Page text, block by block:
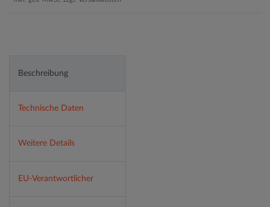
Beschreibung
Technische Daten
Weitere Details
EU-Verantwortlicher